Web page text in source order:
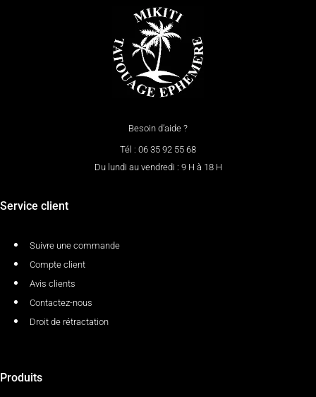
Besoin d’aide ?
Tél : 06 35 92 55 68
Du lundi au vendredi : 9 H à 18 H
Service client
Suivre une commande
Compte client
Avis clients
Contactez-nous
Droit de rétractation
Produits